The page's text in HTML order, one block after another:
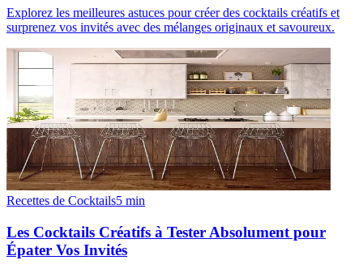
Explorez les meilleures astuces pour créer des cocktails créatifs et
surprenez vos invités avec des mélanges originaux et savoureux.
Recettes de Cocktails5 min
Les Cocktails Créatifs à Tester Absolument pour
Épater Vos Invités